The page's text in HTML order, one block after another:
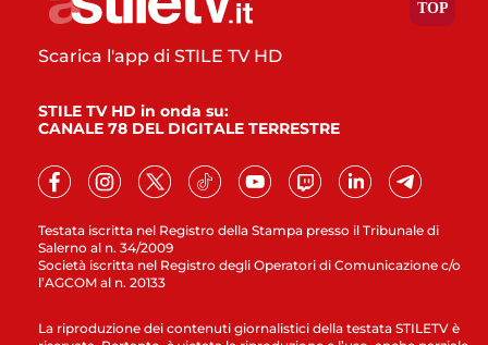
Testata iscritta nel Registro della Stampa presso il Tribunale di
Salerno al n. 34/2009
Società iscritta nel Registro degli Operatori di Comunicazione c/o
l’AGCOM al n. 20133
Scarica l'app di STILE TV HD
STILE TV HD in onda su:
CANALE 78 DEL DIGITALE TERRESTRE
La riproduzione dei contenuti giornalistici della testata STILETV è